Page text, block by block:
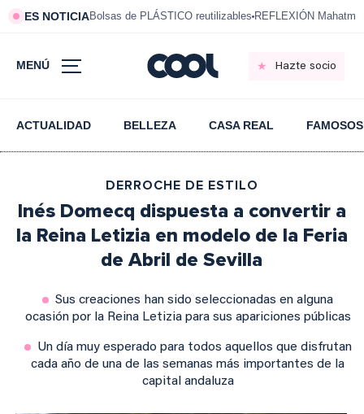
ES NOTICIABolsas de PLÁSTICO reutilizables REFLEXIÓN
MENÚ Hazte socio
ACTUALIDAD BELLEZA CASA REAL FAMOSOS
DERROCHE DE ESTILO
Inés Domecq dispuesta a convertir a
la Reina Letizia en modelo de la Feria
de Abril de Sevilla
Sus creaciones han sido seleccionadas en alguna
ocasión por la Reina Letizia para sus apariciones públicas
Un día muy esperado para todos aquellos que disfrutan
cada año de una de las semanas más importantes de la
capital andaluza